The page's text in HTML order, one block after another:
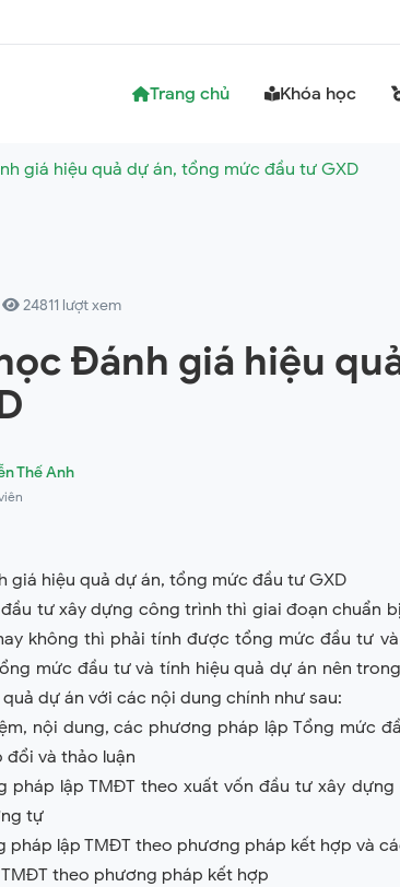
Trang chủ Khóa học
giá hiệu quả dự án, tổng mức đầu tư GXD
24811 lượt xem
Đánh giá hiệu
Thế Anh
giá hiệu quả dự án, tổng mức đầu tư GXD
tư xây dựng công trình thì giai đoạn chuẩn
không thì phải tính được tổng mức đầu tư
mức đầu tư và tính hiệu quả dự án nên
dự án với các nội dung chính như sau:
nội dung, các phương pháp lập Tổng mức
đổi và thảo luận
pháp lập TMĐT theo xuất vốn đầu tư xây
tự
pháp lập TMĐT theo phương pháp kết hợp và
theo phương pháp kết hợp